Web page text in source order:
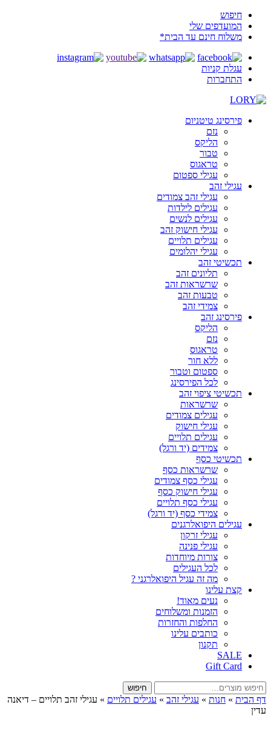
חיפוש
המועדפים שלי
משלוח חינם עד הבית*
עגלת קניות
התחברות
פירסינג טיטניום
נזם
הליקס
טבור
טראגוס
עגילי ספטום
עגילי זהב
עגילי זהב צמודים
עגילים לילדות
עגילים לנשים
עגילי חישוק זהב
עגילים תלויים
עגילי יהלומים
תכשיטי זהב
תליונים זהב
שרשראות זהב
טבעות זהב
צמידי זהב
פירסינג זהב
הליקס
נזם
טראגוס
ללא חור
ספטום וטבור
לכל הפירסינג
תכשיטי ציפוי זהב
שרשראות
עגילים צמודים
עגילי חישוק
עגילים תלויים
צמידים (יד ורגל)
תכשיטי כסף
שרשראות כסף
עגילי כסף צמודים
עגילי חישוק כסף
עגילי כסף תלויים
צמידי כסף (יד ורגל)
עגילים היפואלרגנים
עגילי זרקון
עגילי פנינה
צורות מיוחדות
לכל העגילים
מה זה עגיל היפואלרגני ?
קצת עלינו
נעים מאוד!
הזמנות ומשלוחים
החלפות והחזרות
כותבים עלינו
תקנון
SALE
Gift Card
חיפוש
עבור:
חיפוש
דף הבית » חנות » עגילי זהב » עגילים תלויים » עגילי זהב תלויים – דיאנה
עדין